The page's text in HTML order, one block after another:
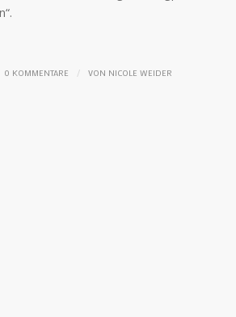
0 KOMMENTARE / VON NICOLE WEIDER